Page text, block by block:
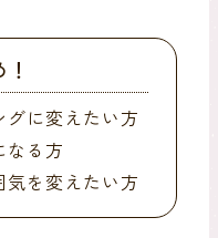
に変えたい方
なる方
を変えたい方